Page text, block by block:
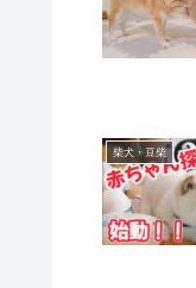
柴犬・豆柴